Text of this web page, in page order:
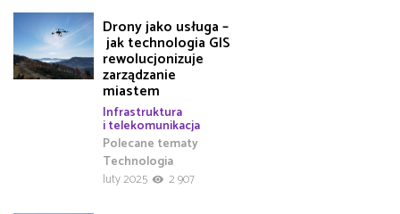
Drony jako usługa –
jak technologia GIS
rewolucjonizuje
zarządzanie
miastem
Infrastruktura
i telekomunikacja
Polecane tematy
Technologia
luty 2025
2 907